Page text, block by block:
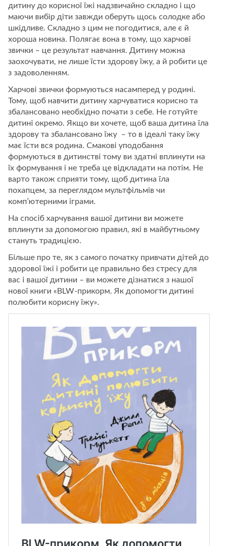
дитину до корисної їжі надзвичайно складно і що
маючи вибір діти завжди оберуть щось солодке або
шкідливе. Складно з цим не погодитися, але є й
хороша новина. Полягає вона в тому, що харчові
звички – це результат навчання. Дитину можна
заохочувати, не лише їсти здорову їжу, а й робити це
з задоволенням.
Харчові звички формуються насамперед у родині.
Тому, щоб навчити дитину харчуватися корисно та
збалансовано необхідно почати з себе. Не готуйте
дитині окремо. Якщо ви хочете, щоб ваша дитина їла
здорову та збалансовано їжу – то в ідеалі таку їжу
має їсти вся родина. Смакові уподобання
формуються в дитинстві тому ви здатні вплинути на
їх формування і не треба це відкладати на потім. Не
варто також сприяти тому, щоб дитина їла
похапцем, за переглядом мультфільмів чи
комп’ютерними іграми.
На спосіб харчування вашої дитини ви можете
вплинути за допомогою правил, які в майбутньому
стануть традицією.
Більше про те, як з самого початку привчати дітей до
здорової їжі і робити це правильно без стресу для
вас і вашої дитини – ви можете дізнатися з нашої
нової книги «BLW-прикорм. Як допомогти дитині
полюбити корисну їжу».